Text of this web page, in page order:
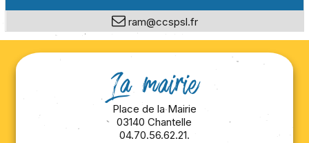
ram@ccspsl.fr
La mairie
Place de la Mairie
03140 Chantelle
04.70.56.62.21.